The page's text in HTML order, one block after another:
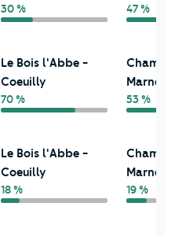
30 % 47 %
Le Bois l'Abbe -
Coeuilly
70 %
Marne
53 %
Le Bois l'Abbe -
Coeuilly
18 %
Marne
19 %